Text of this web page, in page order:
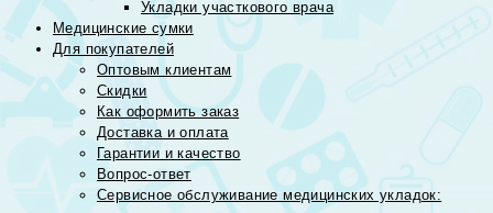
Укладки участкового врача
Медицинские сумки
Для покупателей
Оптовым клиентам
Скидки
Как оформить заказ
Доставка и оплата
Гарантии и качество
Вопрос-ответ
Сервисное обслуживание медицинских укладок: